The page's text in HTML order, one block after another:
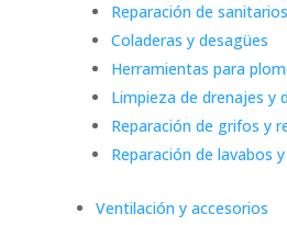
Reparación de sanitarios
Coladeras y desagües
Herramientas para
Limpieza de drenajes y
Reparación de grifos y
Reparación de lavabos
Ventilación y accesorios